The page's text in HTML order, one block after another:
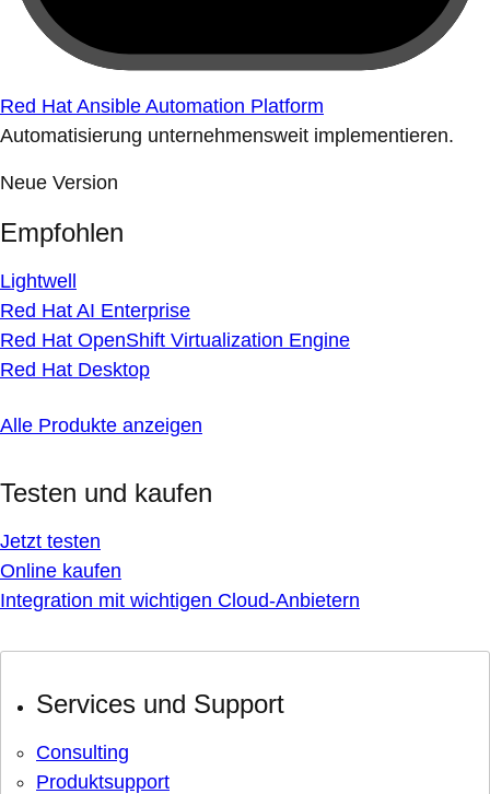
Red Hat Ansible Automation Platform
Automatisierung unternehmensweit implementieren.
Neue Version
Empfohlen
Lightwell
Red Hat AI Enterprise
Red Hat OpenShift Virtualization Engine
Red Hat Desktop
Alle Produkte anzeigen
Testen und kaufen
Jetzt testen
Online kaufen
Integration mit wichtigen Cloud-Anbietern
Services und Support
Consulting
Produktsupport